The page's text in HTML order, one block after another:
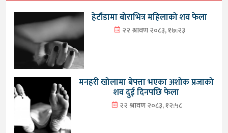
हेटौंडामा बोराभित्र महिलाको शव फेला
२२ श्रावण २०८३, १७:२३
मनहरी खोलामा बेपत्ता भएका अशोक प्रजाको
शव दुई दिनपछि फेला
२२ श्रावण २०८३, १२:५८